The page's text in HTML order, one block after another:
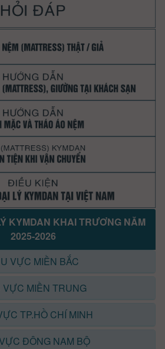
KYMDAN KHAI TRƯƠNG NĂM
2025-2026
VỰC MIỀN BẮC
VỰC MIỀN TRUNG
TP.HỒ CHÍ MINH
ĐÔNG NAM BỘ